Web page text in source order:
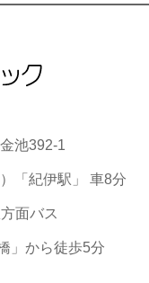
池392-1
「紀伊駅」 車8分
面バス
から徒歩5分